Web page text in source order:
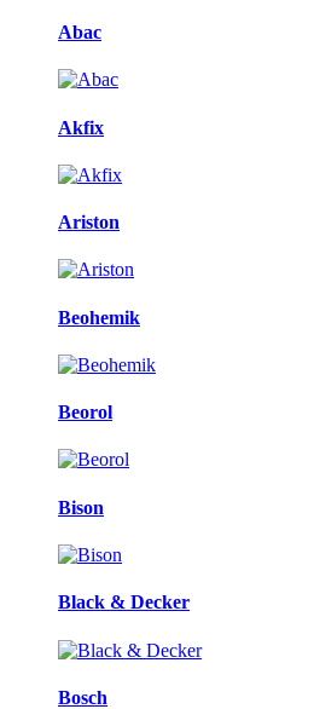
Abac
Akfix
Ariston
Beohemik
Beorol
Bison
Black & Decker
Bosch